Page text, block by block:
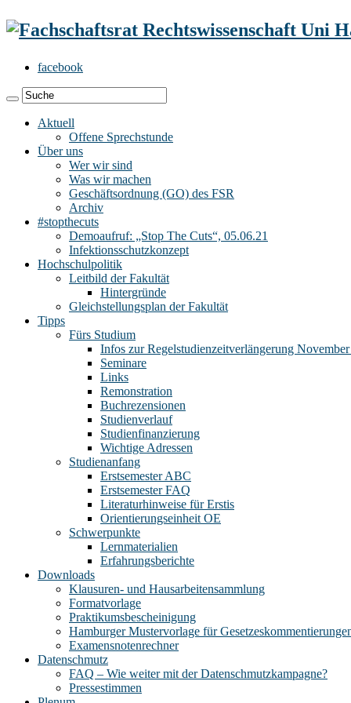
facebook
Aktuell
Offene Sprechstunde
Über uns
Wer wir sind
Was wir machen
Geschäftsordnung (GO) des FSR
Archiv
#stopthecuts
Demoaufruf: „Stop The Cuts“, 05.06.21
Infektionsschutzkonzept
Hochschulpolitik
Leitbild der Fakultät
Hintergründe
Gleichstellungsplan der Fakultät
Tipps
Fürs Studium
Infos zur Regelstudienzeitverlängerung
Seminare
Links
Remonstration
Buchrezensionen
Studienverlauf
Studienfinanzierung
Wichtige Adressen
Studienanfang
Erstsemester ABC
Erstsemester FAQ
Literaturhinweise für Erstis
Orientierungseinheit OE
Schwerpunkte
Lernmaterialien
Erfahrungsberichte
Downloads
Klausuren- und Hausarbeitensammlung
Formatvorlage
Praktikumsbescheinigung
Hamburger Mustervorlage für
Examensnotenrechner
Datenschmutz
FAQ – Wie weiter mit der Datenschmutzkampagne?
Pressestimmen